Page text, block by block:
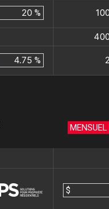
%
%
MENSUEL
$